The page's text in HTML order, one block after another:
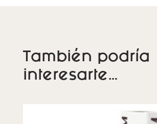
También podría
interesarte…